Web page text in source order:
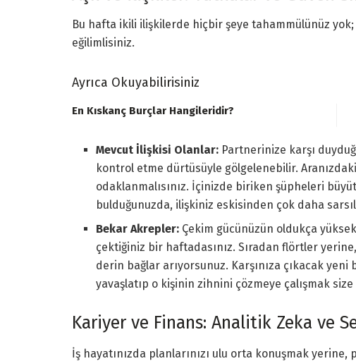
Bu hafta ikili ilişkilerde hiçbir şeye tahammülünüz
eğilimlisiniz.
Ayrıca Okuyabilirisiniz
En Kıskanç Burçlar Hangileridir?
Mevcut İlişkisi Olanlar: Partnerinize karşı
kontrol etme dürtüsüyle gölgelenebilir.
odaklanmalısınız. İçinizde biriken şüpheleri
bulduğunuzda, ilişkiniz eskisinden çok daha
Bekar Akrepler: Çekim gücünüzün oldukça
çektiğiniz bir haftadasınız. Sıradan flörtler
derin bağlar arıyorsunuz. Karşınıza çıkacak
yavaşlatıp o kişinin zihnini çözmeye çalışmak
Kariyer ve Finans: Analitik Zeka ve
İş hayatınızda planlarınızı ulu orta konuşmak